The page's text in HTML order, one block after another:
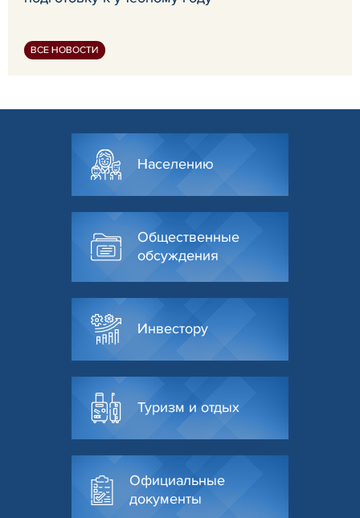
ВСЕ НОВОСТИ
Населению
Общественные
обсуждения
Инвестору
Туризм и отдых
Официальные
документы